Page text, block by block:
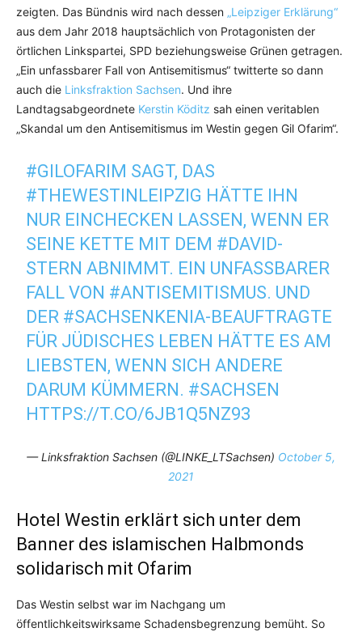
zeigten. Das Bündnis wird nach dessen „Leipziger Erklärung“
aus dem Jahr 2018 hauptsächlich von Protagonisten der
örtlichen Linkspartei, SPD beziehungsweise Grünen getragen.
„Ein unfassbarer Fall von Antisemitismus“ twitterte so dann
auch die Linksfraktion Sachsen. Und ihre
Landtagsabgeordnete Kerstin Köditz sah einen veritablen
„Skandal um den Antisemitismus im Westin gegen Gil Ofarim“.
#GILOFARIM SAGT, DAS
#THEWESTINLEIPZIG HÄTTE IHN
NUR EINCHECKEN LASSEN, WENN ER
SEINE KETTE MIT DEM #DAVID-
STERN ABNIMMT. EIN UNFASSBARER
FALL VON #ANTISEMITISMUS. UND
DER #SACHSENKENIA-BEAUFTRAGTE
FÜR JÜDISCHES LEBEN HÄTTE ES AM
LIEBSTEN, WENN SICH ANDERE
DARUM KÜMMERN. #SACHSEN
HTTPS://T.CO/6JB1Q5NZ93
— Linksfraktion Sachsen (@LINKE_LTSachsen) October 5,
2021
Hotel Westin erklärt sich unter dem
Banner des islamischen Halbmonds
solidarisch mit Ofarim
Das Westin selbst war im Nachgang um
öffentlichkeitswirksame Schadensbegrenzung bemüht. So